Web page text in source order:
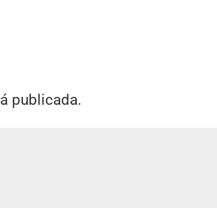
publicada.